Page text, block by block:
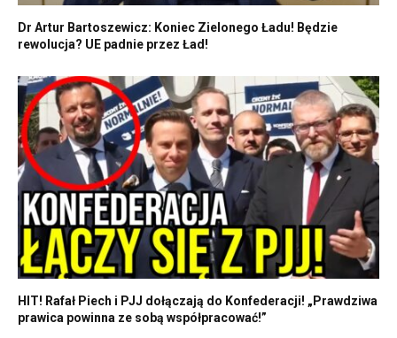
Dr Artur Bartoszewicz: Koniec Zielonego Ładu! Będzie
rewolucja? UE padnie przez Ład!
HIT! Rafał Piech i PJJ dołączają do Konfederacji! „Prawdziwa
prawica powinna ze sobą współpracować!”